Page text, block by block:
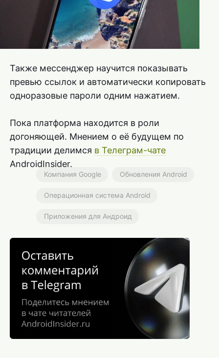
Также мессенджер научится показывать
превью ссылок и автоматически копировать
одноразовые пароли одним нажатием.
Пока платформа находится в роли
догоняющей. Мнением о её будущем по
традиции делимся в Телеграм-чате
AndroidInsider.
Компания Google Обновления Android
Операционная система Android
Приложения для Андроид